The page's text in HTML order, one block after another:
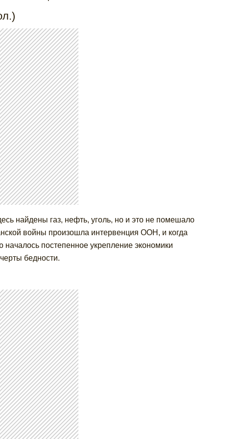
найдены газ, нефть, уголь, но и это не помешало
войны произошла интервенция ООН, и когда
постепенное укрепление экономики
бедности.